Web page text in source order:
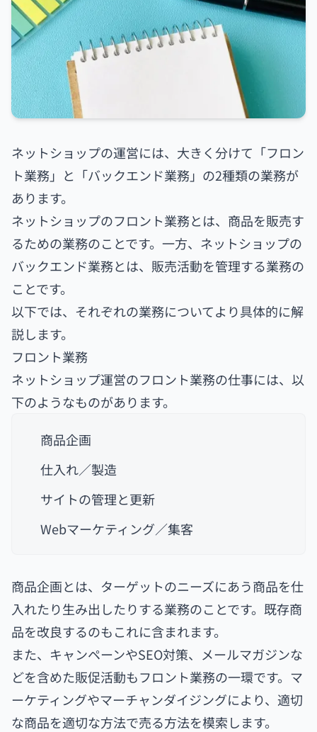
ネットショップの運営には、大きく分けて「フロン
ト業務」と「バックエンド業務」の2種類の業務が
あります。
ネットショップのフロント業務とは、商品を販売す
るための業務のことです。一方、ネットショップの
バックエンド業務とは、販売活動を管理する業務の
ことです。
以下では、それぞれの業務についてより具体的に解
説します。
フロント業務
ネットショップ運営のフロント業務の仕事には、以
下のようなものがあります。
商品企画
仕入れ／製造
サイトの管理と更新
Webマーケティング／集客
商品企画とは、ターゲットのニーズにあう商品を仕
入れたり生み出したりする業務のことです。既存商
品を改良するのもこれに含まれます。
また、キャンペーンやSEO対策、メールマガジンな
どを含めた販促活動もフロント業務の一環です。マ
ーケティングやマーチャンダイジングにより、適切
な商品を適切な方法で売る方法を模索します。